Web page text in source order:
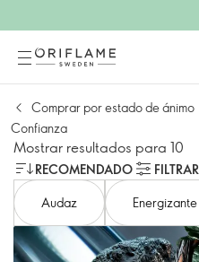
Comprar por estado de ánimo
Confianza
Mostrar resultados para 10
RECOMENDADO
FILTRAR
Audaz
Energizante